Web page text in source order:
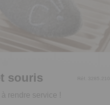
souris
rendre service !
Réf. 3285.210